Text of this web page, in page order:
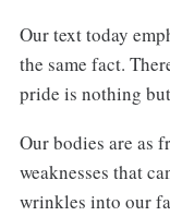
Our text today
the same fact.
pride is nothing
Our bodies are as
weaknesses that
wrinkles into our